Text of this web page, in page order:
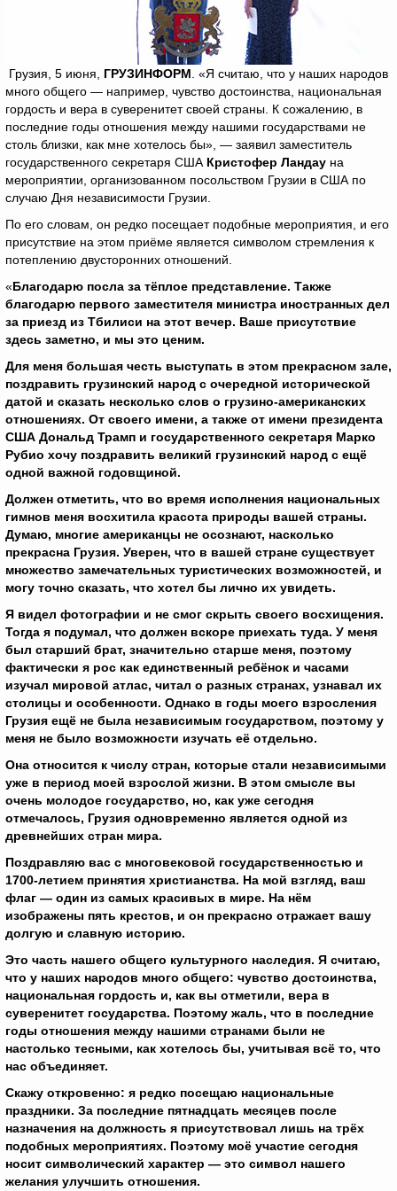
Грузия, 5 июня, ГРУЗИНФОРМ . «Я считаю, что у наших народов
много общего — например, чувство достоинства, национальная
гордость и вера в суверенитет своей страны. К сожалению, в
последние годы отношения между нашими государствами не
столь близки, как мне хотелось бы», — заявил заместитель
государственного секретаря США Кристофер Ландау на
мероприятии, организованном посольством Грузии в США по
случаю Дня независимости Грузии.
По его словам, он редко посещает подобные мероприятия, и его
присутствие на этом приёме является символом стремления к
потеплению двусторонних отношений.
«Благодарю посла за тёплое представление. Также
благодарю первого заместителя министра иностранных дел
за приезд из Тбилиси на этот вечер. Ваше присутствие
здесь заметно, и мы это ценим.
Для меня большая честь выступать в этом прекрасном зале,
поздравить грузинский народ с очередной исторической
датой и сказать несколько слов о грузино-американских
отношениях. От своего имени, а также от имени президента
США Дональд Трамп и государственного секретаря Марко
Рубио хочу поздравить великий грузинский народ с ещё
одной важной годовщиной.
Должен отметить, что во время исполнения национальных
гимнов меня восхитила красота природы вашей страны.
Думаю, многие американцы не осознают, насколько
прекрасна Грузия. Уверен, что в вашей стране существует
множество замечательных туристических возможностей, и
могу точно сказать, что хотел бы лично их увидеть.
Я видел фотографии и не смог скрыть своего восхищения.
Тогда я подумал, что должен вскоре приехать туда. У меня
был старший брат, значительно старше меня, поэтому
фактически я рос как единственный ребёнок и часами
изучал мировой атлас, читал о разных странах, узнавал их
столицы и особенности. Однако в годы моего взросления
Грузия ещё не была независимым государством, поэтому у
меня не было возможности изучать её отдельно.
Она относится к числу стран, которые стали независимыми
уже в период моей взрослой жизни. В этом смысле вы
очень молодое государство, но, как уже сегодня
отмечалось, Грузия одновременно является одной из
древнейших стран мира.
Поздравляю вас с многовековой государственностью и
1700-летием принятия христианства. На мой взгляд, ваш
флаг — один из самых красивых в мире. На нём
изображены пять крестов, и он прекрасно отражает вашу
долгую и славную историю.
Это часть нашего общего культурного наследия. Я считаю,
что у наших народов много общего: чувство достоинства,
национальная гордость и, как вы отметили, вера в
суверенитет государства. Поэтому жаль, что в последние
годы отношения между нашими странами были не
настолько тесными, как хотелось бы, учитывая всё то, что
нас объединяет.
Скажу откровенно: я редко посещаю национальные
праздники. За последние пятнадцать месяцев после
назначения на должность я присутствовал лишь на трёх
подобных мероприятиях. Поэтому моё участие сегодня
носит символический характер — это символ нашего
желания улучшить отношения.